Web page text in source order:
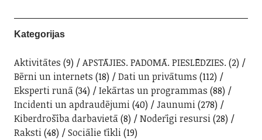
Kategorijas
Aktivitātes (9) APSTĀJIES. PADOMĀ. PIESLĒDZIES. (2)
Bērni un internets (18) Dati un privātums (112)
Eksperti runā(34) Iekārtas un programmas (88)
Incidenti un apdraudējumi(40) Jaunumi(278)
Kiberdrošība darbavietā(8) Noderīgi resursi(28)
Raksti(48) Sociālie tīkli(19)